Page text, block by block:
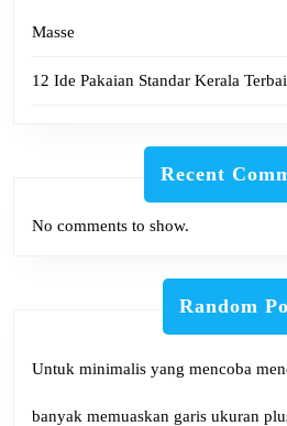
Masse
12 Ide Pakaian Standar Kerala
Recent
No comments to show.
Random
Untuk minimalis yang mencoba
banyak memuaskan garis ukuran